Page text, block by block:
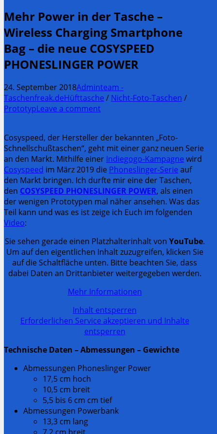
Mehr Power in der Tasche –
Wireless Charging Smartphone
Bag – die neue COSYSPEED
PHONESLINGER POWER
24. September 2018Adminteam -
Taschenfreak.deHüfttasche / Nicht-Foto-Taschen /
PrototypLeave a comment
Cosyspeed, der Hersteller der bekannten „Foto-
Schnellschußtaschen“, geht mit einer ganz neuen Serie
an den Markt. Mithilfe einer Indiegogo-Kampagne wird
Cosyspeed im März 2019 die Phoneslinger-Serie auf
den Markt bringen. Ich durfte mir eine der Taschen,
den COSYSPEED PHONESLINGER POWER, als einen
der wenigen Prototypen mal näher ansehen. Was das
Teil kann und was es ist zeige ich Euch im folgenden
Video:
Sie sehen gerade einen Platzhalterinhalt von YouTube.
Um auf den eigentlichen Inhalt zuzugreifen, klicken Sie
auf die Schaltfläche unten. Bitte beachten Sie, dass
dabei Daten an Drittanbieter weitergegeben werden.
Mehr Informationen
Inhalt entsperren
Erforderlichen Service akzeptieren und Inhalte
entsperren
Technische Daten – Abmessungen – Gewichte
Abmessungen Phoneslinger Power
17,5 cm hoch
10,5 cm breit
5,5 bis 6 cm cm tief
Abmessungen Powerbank
13,3 cm lang